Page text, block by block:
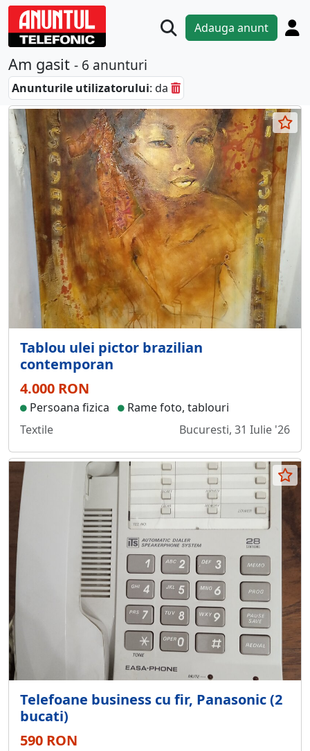
Adauga anunt
Am gasit - 6 anunturi
Anunturile utilizatorului: da
Tablou ulei pictor brazilian
contemporan
4.000 RON
Persoana fizica
Rame foto, tablouri
Textile
Bucuresti, 31 Iulie '26
Telefoane business cu fir, Panasonic (2
bucati)
590 RON